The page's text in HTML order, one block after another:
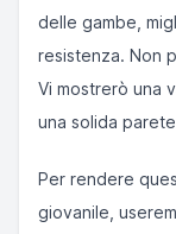
delle gambe,
resistenza. Non
Vi mostrerò una
una solida
Per rendere
giovanile,